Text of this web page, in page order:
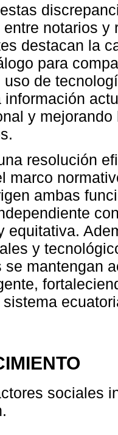
notarios y
destacan la
para
de
información
y
resolución
marco
ambas
equitativa.
y
se mantengan
sociales